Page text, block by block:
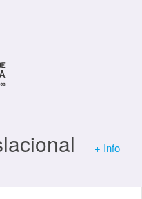
+ Info